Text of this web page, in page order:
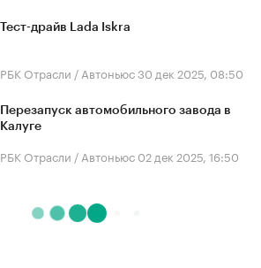
Тест-драйв Lada Iskra
РБК Отрасли / Автоньюс30 дек 2025, 08:50
Перезапуск автомобильного завода в
Калуге
РБК Отрасли / Автоньюс 02 дек 2025, 16:50